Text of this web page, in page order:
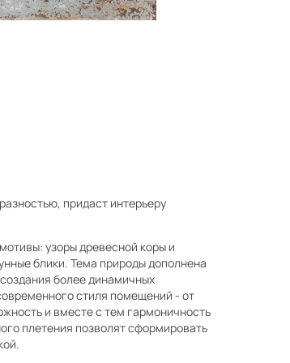
придаст интерьеру
узоры древесной коры и
блики. Тема природы дополнена
более динамичных
стиля помещений - от
и вместе с тем гармоничность
плетения позволят сформировать